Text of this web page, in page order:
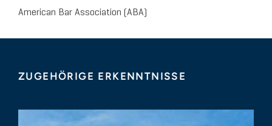
American Bar Association (ABA)
ZUGEHÖRIGE ERKENNTNISSE